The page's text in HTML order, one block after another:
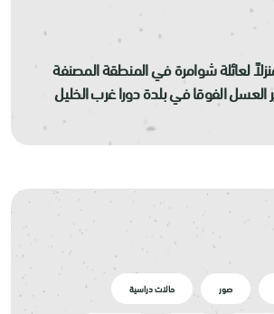
لعائلة شوامرة في المنطقة المصنفة
الفوقا في بلدة دورا غرب الخليل
صور حالات دراسية